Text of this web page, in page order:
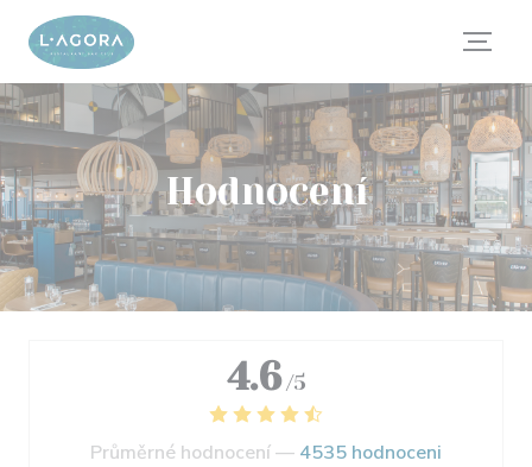
Panel pro správu cookies
Hodnocení
4.6 /5
Průměrné hodnocení — 4535 hodnoceni